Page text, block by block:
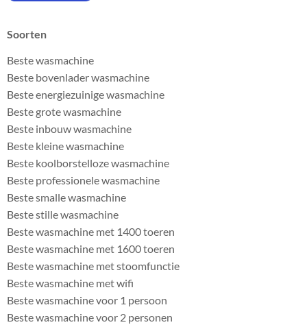
Soorten
Beste wasmachine
Beste bovenlader wasmachine
Beste energiezuinige wasmachine
Beste grote wasmachine
Beste inbouw wasmachine
Beste kleine wasmachine
Beste koolborstelloze wasmachine
Beste professionele wasmachine
Beste smalle wasmachine
Beste stille wasmachine
Beste wasmachine met 1400 toeren
Beste wasmachine met 1600 toeren
Beste wasmachine met stoomfunctie
Beste wasmachine met wifi
Beste wasmachine voor 1 persoon
Beste wasmachine voor 2 personen